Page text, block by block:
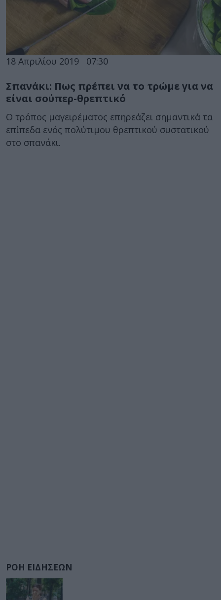
18 Απριλίου 2019 07:30
Σπανάκι: Πως πρέπει να το τρώμε για να
είναι σούπερ-θρεπτικό
Ο τρόπος μαγειρέματος επηρεάζει σημαντικά τα
επίπεδα ενός πολύτιμου θρεπτικού συστατικού
στο σπανάκι.
ΡΟΗ ΕΙΔΗΣΕΩΝ